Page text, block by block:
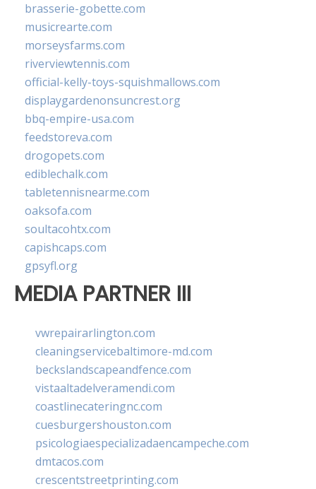
brasserie-gobette.com
musicrearte.com
morseysfarms.com
riverviewtennis.com
official-kelly-toys-squishmallows.com
displaygardenonsuncrest.org
bbq-empire-usa.com
feedstoreva.com
drogopets.com
ediblechalk.com
tabletennisnearme.com
oaksofa.com
soultacohtx.com
capishcaps.com
gpsyfl.org
MEDIA PARTNER III
vwrepairarlington.com
cleaningservicebaltimore-md.com
beckslandscapeandfence.com
vistaaltadelveramendi.com
coastlinecateringnc.com
cuesburgershouston.com
psicologiaespecializadaencampeche.com
dmtacos.com
crescentstreetprinting.com